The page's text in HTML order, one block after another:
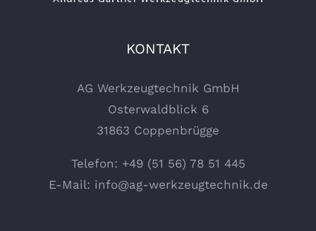
KONTAKT
AG Werkzeugtechnik GmbH
Osterwaldblick 6
31863 Coppenbrügge
Telefon: +49 (51 56) 78 51 445
E-Mail: info@ag-werkzeugtechnik.de